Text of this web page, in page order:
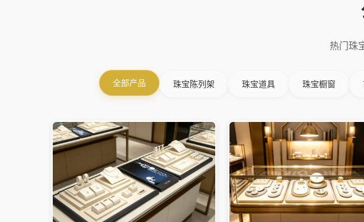
热门珠
全部产品 珠宝陈列架 珠宝道具 珠宝橱窗